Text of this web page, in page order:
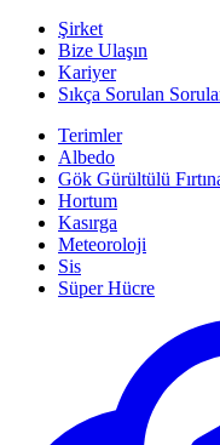
Şirket
Bize Ulaşın
Kariyer
Sıkça Sorulan
Terimler
Albedo
Gök Gürültülü
Hortum
Kasırga
Meteoroloji
Sis
Süper Hücre